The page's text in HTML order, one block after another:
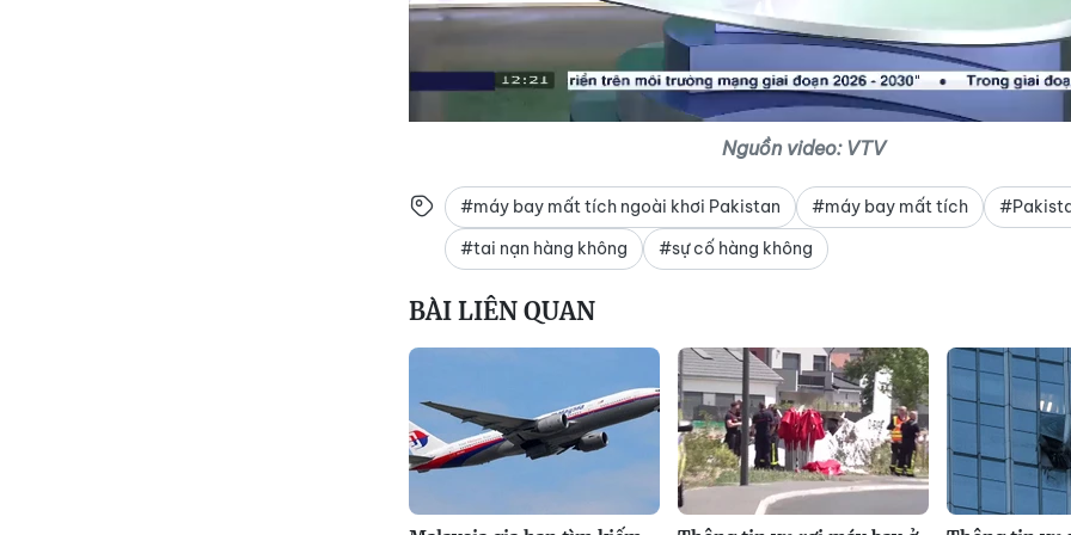
Nguồn video: VTV
#máy bay mất tích ngoài khơi Pakistan #máy bay mất tích
#tai nạn hàng không
#sự cố hàng không
BÀI LIÊN QUAN